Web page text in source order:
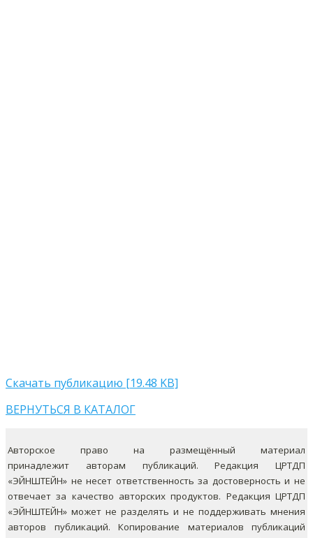
Скачать публикацию [19.48 KB]
ВЕРНУТЬСЯ В КАТАЛОГ
Авторское право на размещённый материал
принадлежит авторам публикаций. Редакция ЦРТДП
«ЭЙНШТЕЙН» не несет ответственность за достоверность и не
отвечает за качество авторских продуктов. Редакция ЦРТДП
«ЭЙНШТЕЙН» может не разделять и не поддерживать мнения
авторов публикаций. Копирование материалов публикаций